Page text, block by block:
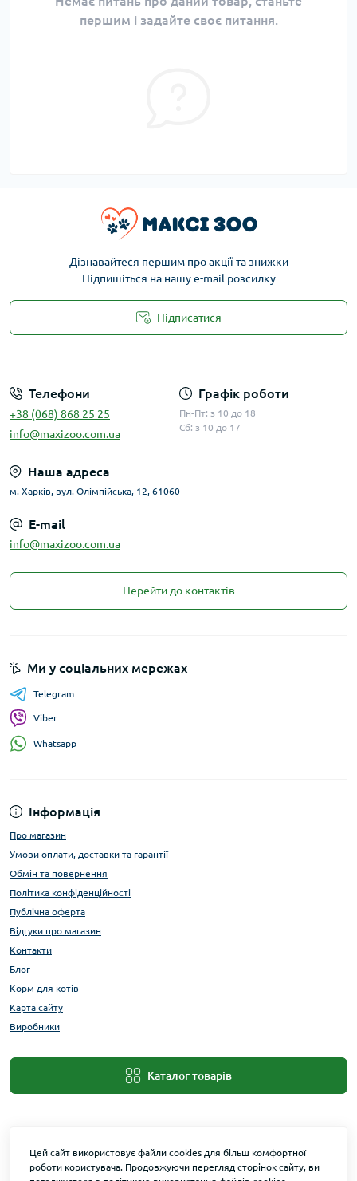
першим і задайте своє питання.
Дізнавайтеся першим про акції та знижки
Підпишіться на нашу e-mail розсилку
Підписатися
Телефони
+38 (068) 868 25 25
info@maxizoo.com.ua
Графік роботи
Пн-Пт: з 10 до 18
Сб: з 10 до 17
Наша адреса
м. Харків, вул. Олімпійська, 12, 61060
E-mail
info@maxizoo.com.ua
Перейти до контактів
Інформація
Про магазин
Умови оплати, доставки та гарантії
Обмін та повернення
Політика конфіденційності
Публічна оферта
Відгуки про магазин
Контакти
Блог
Корм для котів
Карта сайту
Виробники
Каталог товарів
Ми у соціальних мережах
Telegram
Viber
Whatsapp
Цей сайт використовує файли cookies для більш комфортної
роботи користувача. Продовжуючи перегляд сторінок сайту, ви